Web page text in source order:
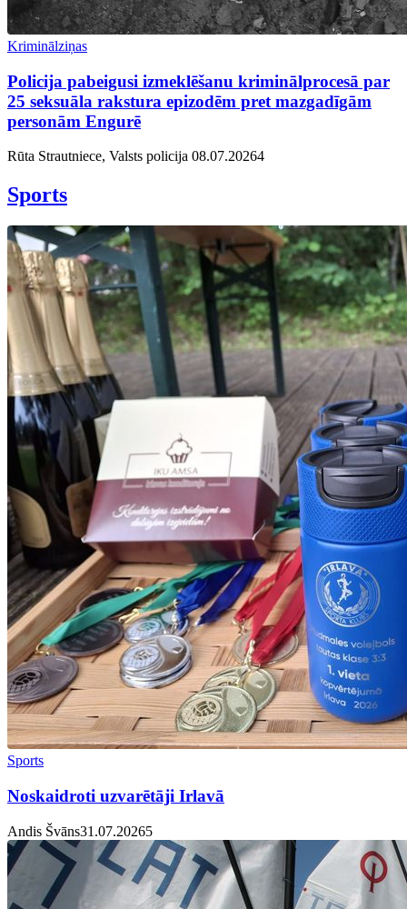
Kriminālziņas
Policija pabeigusi izmeklēšanu kriminālprocesā par
25 seksuāla rakstura epizodēm pret mazgadīgām
personām Engurē
Rūta Strautniece, Valsts policija 08.07.20264
Sports
Sports
Noskaidroti uzvarētāji Irlavā
Andis Švāns31.07.20265